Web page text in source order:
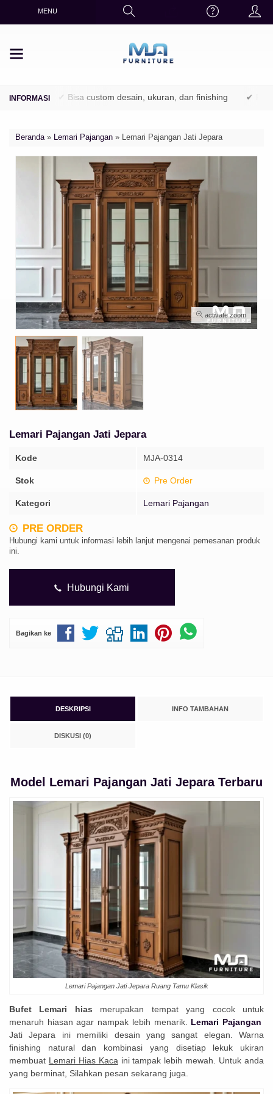
MENU
✔ Bisa custom desain, ukuran, dan finishing ✔
Beranda» Lemari Pajangan » Lemari Pajangan Jati Jepara
activate zoom
Lemari Pajangan Jati Jepara
Kode MJA-0314
Stok Pre Order
Kategori Lemari Pajangan
PRE ORDER
Hubungi kami untuk informasi lebih lanjut mengenai pemesanan produk
ini.
Hubungi Kami
Bagikan ke
DESKRIPSI INFO TAMBAHAN
DISKUSI (0)
Model Lemari Pajangan Jati Jepara Terbaru
Lemari Pajangan Jati Jepara Ruang Tamu Klasik
Bufet Lemari hias merupakan tempat yang cocok untuk
menaruh hiasan agar nampak lebih menarik. Lemari Pajangan
Jati Jepara ini memiliki desain yang sangat elegan. Warna
finishing natural dan kombinasi yang disetiap lekuk ukiran
membuat Lemari Hias Kaca ini tampak lebih mewah. Untuk anda
yang berminat, Silahkan pesan sekarang juga.